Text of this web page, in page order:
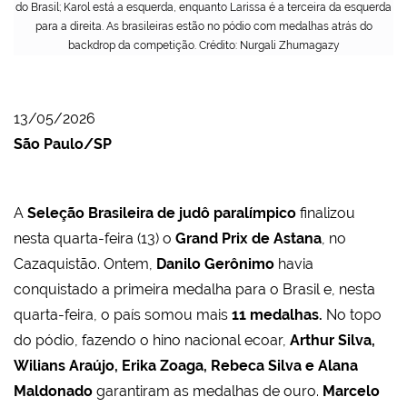
do Brasil; Karol está a esquerda, enquanto Larissa é a terceira da esquerda
para a direita. As brasileiras estão no pódio com medalhas atrás do
backdrop da competição. Crédito: Nurgali Zhumagazy
13/05/2026
São Paulo/SP
A Seleção Brasileira de judô paralímpico finalizou
nesta quarta-feira (13) o Grand Prix de Astana, no
Cazaquistão. Ontem, Danilo Gerônimo havia
conquistado a primeira medalha para o Brasil e, nesta
quarta-feira, o país somou mais 11 medalhas. No topo
do pódio, fazendo o hino nacional ecoar, Arthur Silva,
Wilians Araújo, Erika Zoaga, Rebeca Silva e Alana
Maldonado garantiram as medalhas de ouro. Marcelo